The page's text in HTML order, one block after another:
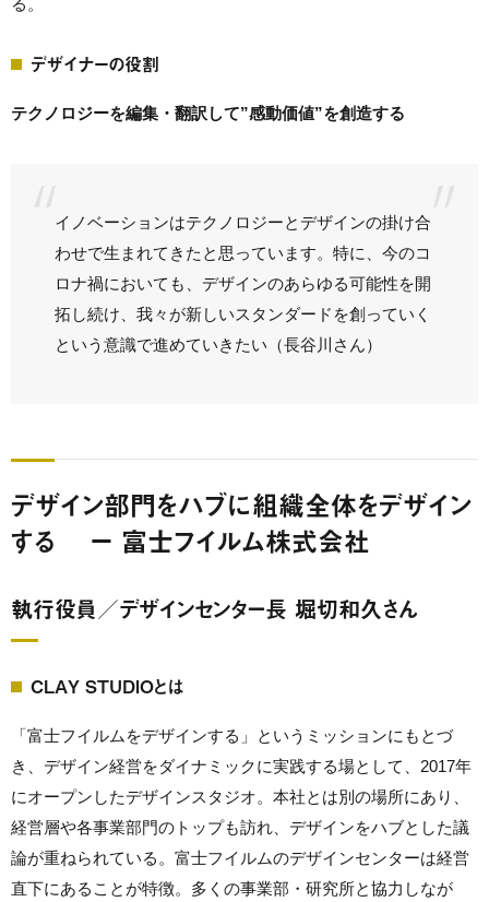
る。
デザイナーの役割
テクノロジーを編集・翻訳して”感動価値”を創造する
イノベーションはテクノロジーとデザインの掛け合
わせで生まれてきたと思っています。特に、今のコ
ロナ禍においても、デザインのあらゆる可能性を開
拓し続け、我々が新しいスタンダードを創っていく
という意識で進めていきたい（長谷川さん）
デザイン部門をハブに組織全体をデザイン
する ー 富士フイルム株式会社
執行役員／デザインセンター長 堀切和久さん
CLAY STUDIOとは
「富士フイルムをデザインする」というミッションにもとづ
き、デザイン経営をダイナミックに実践する場として、2017年
にオープンしたデザインスタジオ。本社とは別の場所にあり、
経営層や各事業部門のトップも訪れ、デザインをハブとした議
論が重ねられている。富士フイルムのデザインセンターは経営
直下にあることが特徴。多くの事業部・研究所と協力しなが